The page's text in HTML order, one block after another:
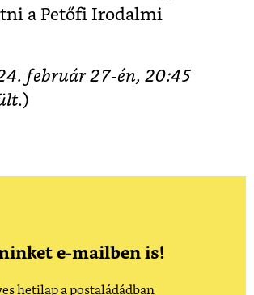
a Petőfi Irodalmi
február 27-én, 20:45
.)
e-mailben is!
hetilap a postaládádban